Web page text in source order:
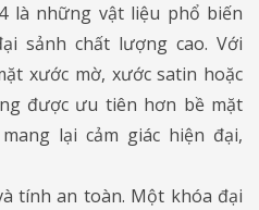
là những vật liệu phổ biến
sảnh chất lượng cao. Với
xước mờ, xước satin hoặc
được ưu tiên hơn bề mặt
lại cảm giác hiện đại,
tính an toàn. Một khóa đại